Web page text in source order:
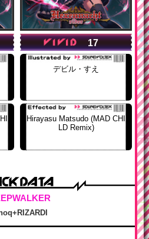
17
デビル・すえ
Hirayasu Matsudo (MAD CHI
LD Remix)